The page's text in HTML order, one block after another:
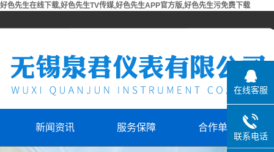
好色先生在线下载,好色先生TV传媒,好色先生APP官方版,好色先生污免费下载
新闻资讯 服务保障 合作单位
在线客服
联系电话